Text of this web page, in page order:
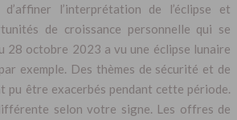
l’interprétation de l’éclipse et
de croissance personnelle qui se
28 octobre 2023 a vu une éclipse lunaire
exemple. Des thèmes de sécurité et de
pu être exacerbés pendant cette période.
selon votre signe. Les offres de